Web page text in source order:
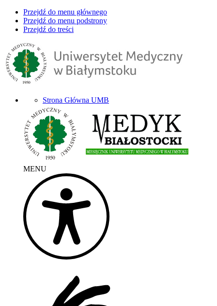
Przejdź do menu głównego
Przejdź do menu podstrony
Przejdź do treści
Strona Główna UMB
MENU